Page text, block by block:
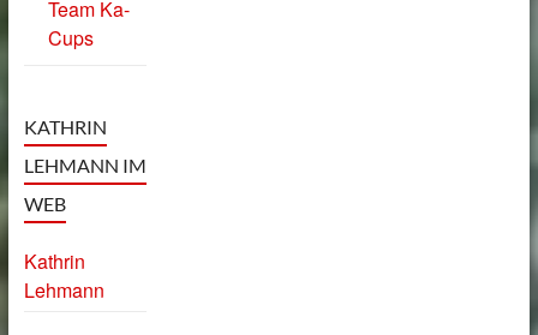
Team Ka-
Cups
KATHRIN
LEHMANN IM
WEB
Kathrin
Lehmann